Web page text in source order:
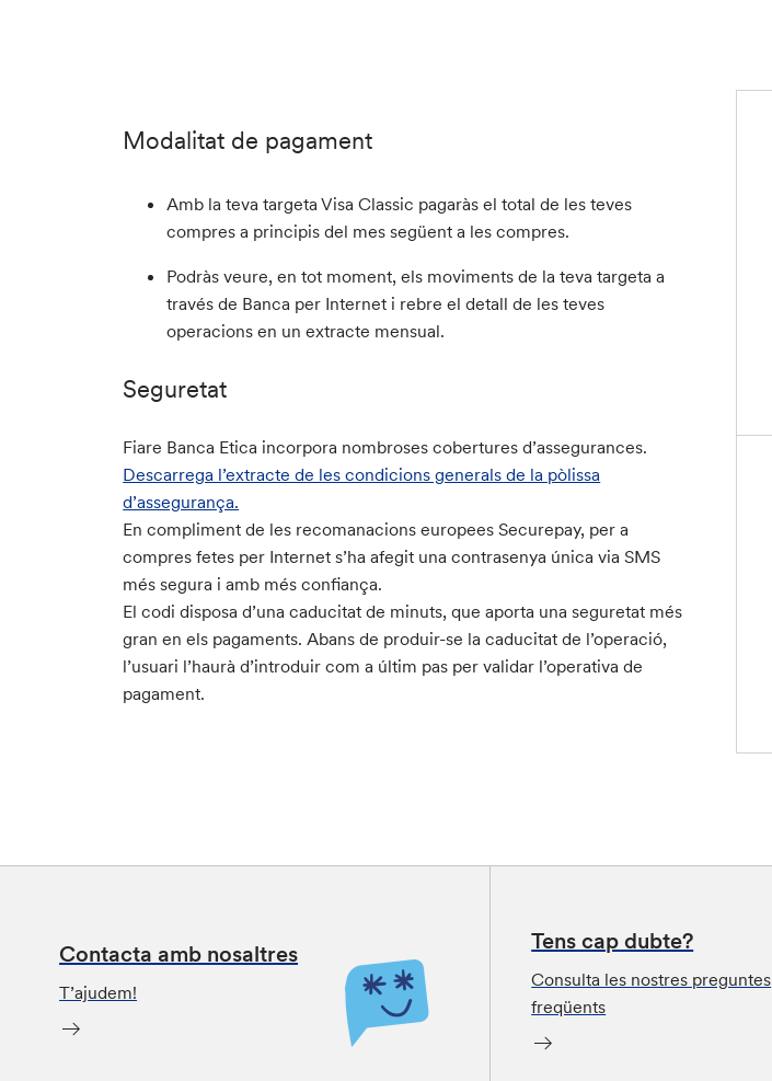
Modalitat de pagament
Amb la teva targeta Visa Classic pagaràs el total de les teves
compres a principis del mes següent a les compres.
Podràs veure, en tot moment, els moviments de la teva targeta a
través de Banca per Internet i rebre el detall de les teves
operacions en un extracte mensual.
Seguretat
Fiare Banca Etica incorpora nombroses cobertures d’assegurances.
Descarrega l’extracte de les condicions generals de la pòlissa
d’assegurança.
En compliment de les recomanacions europees Securepay, per a
compres fetes per Internet s’ha afegit una contrasenya única via SMS
més segura i amb més confiança.
El codi disposa d’una caducitat de minuts, que aporta una seguretat més
gran en els pagaments. Abans de produir-se la caducitat de l’operació,
l’usuari l’haurà d’introduir com a últim pas per validar l’operativa de
pagament.
Contacta amb nosaltres
T’ajudem!
Tens cap dubte?
Consulta les nostres preguntes
freqüents